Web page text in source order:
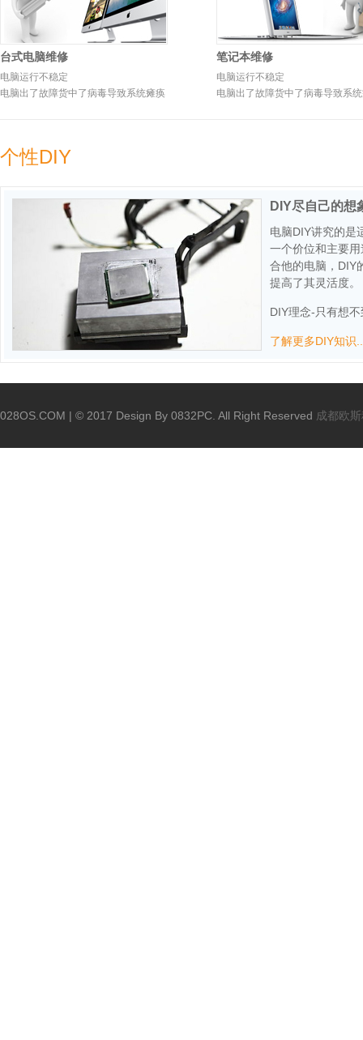
台式电脑维修
电脑运行不稳定
电脑出了故障货中了病毒导致系统瘫痪
笔记本维修
电脑运行不稳定
电脑出了故障货中了病毒导致系
个性DIY
DIY尽自己的想
电脑DIY讲究的是
一个价位和主要
合他的电脑，DIY
提高了其灵活度。
DIY理念-只有想
了解更多DIY知识
028OS.COM | © 2017 Design By 0832PC. All Right Reserved 成都欧